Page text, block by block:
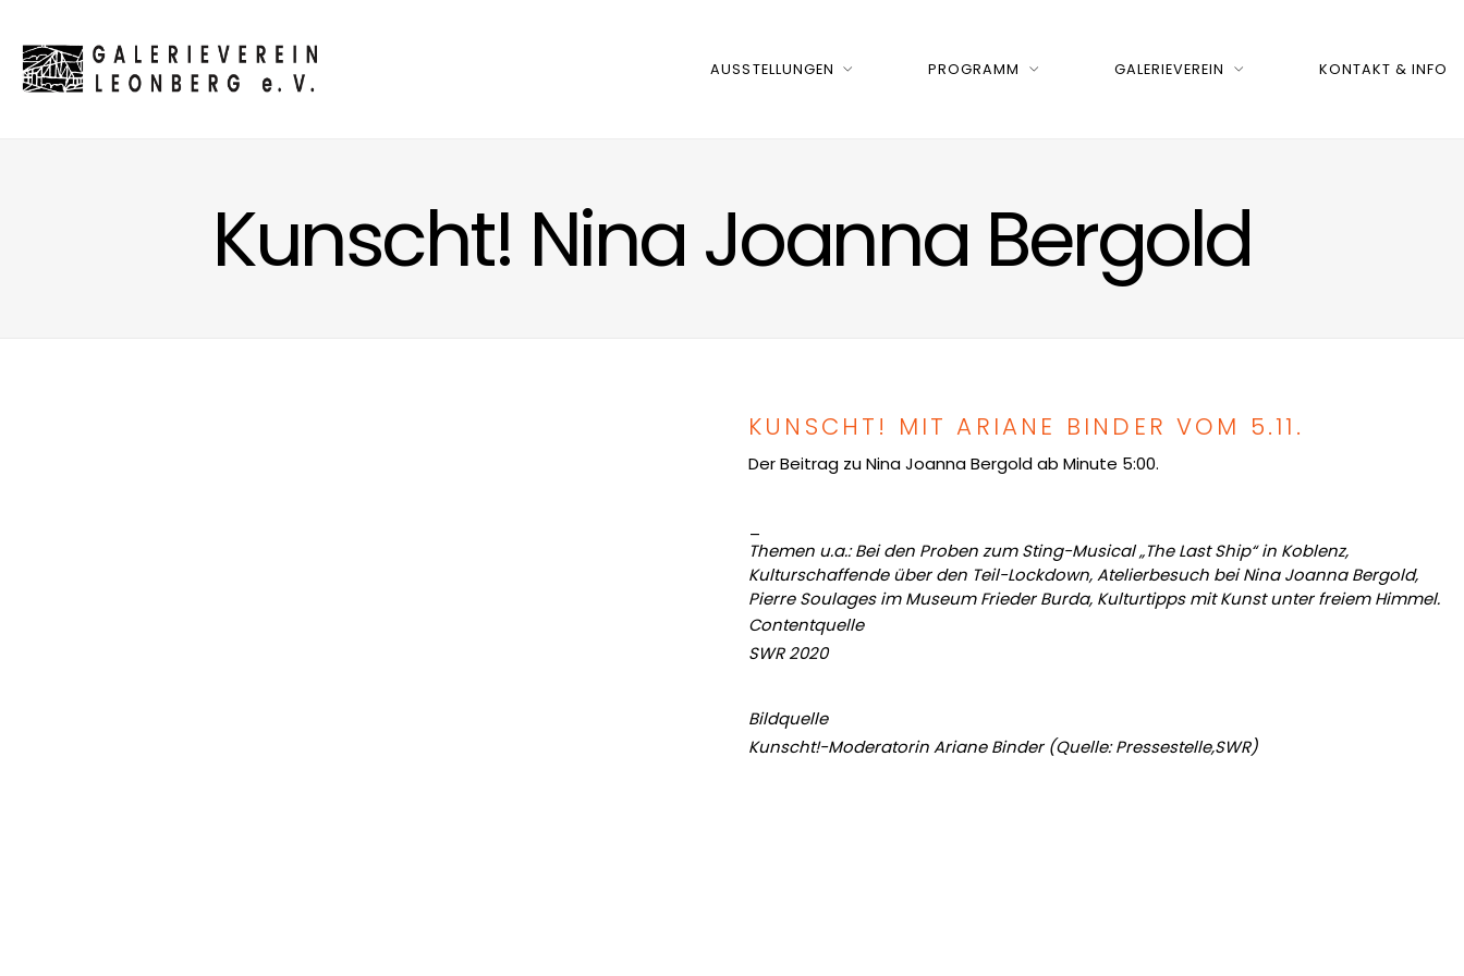
AUSSTELLUNGEN PROGRAMM GALERIEVEREIN KONTAKT & INFO
Kunscht! Nina Joanna Bergold
KUNSCHT! MIT ARIANE BINDER VOM 5.11.
Der Beitrag zu Nina Joanna Bergold ab Minute 5:00.
Themen u.a.: Bei den Proben zum Sting-Musical „The Last Ship“ in Koblenz,
Kulturschaffende über den Teil-Lockdown, Atelierbesuch bei Nina Joanna Bergold,
Pierre Soulages im Museum Frieder Burda, Kulturtipps mit Kunst unter freiem Himmel.
Contentquelle
SWR 2020
Bildquelle
Kunscht!-Moderatorin Ariane Binder (Quelle: Pressestelle,SWR)